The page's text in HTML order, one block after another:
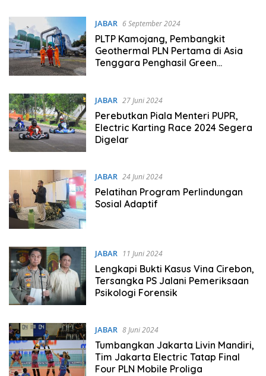
JABAR 6 September 2024
PLTP Kamojang, Pembangkit
Geothermal PLN Pertama di Asia
Tenggara Penghasil Green
JABAR 27 Juni 2024
Perebutkan Piala Menteri PUPR,
Electric Karting Race 2024 Segera
Digelar
JABAR 24 Juni 2024
Pelatihan Program Perlindungan
Sosial Adaptif
JABAR 11 Juni 2024
Lengkapi Bukti Kasus Vina Cirebon,
Tersangka PS Jalani Pemeriksaan
Psikologi Forensik
JABAR 8 Juni 2024
Tumbangkan Jakarta Livin Mandiri,
Tim Jakarta Electric Tatap Final
Four PLN Mobile Proliga